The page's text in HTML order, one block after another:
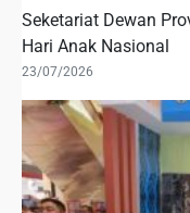
Seketariat Dewan
Hari Anak Nasional
23/07/2026